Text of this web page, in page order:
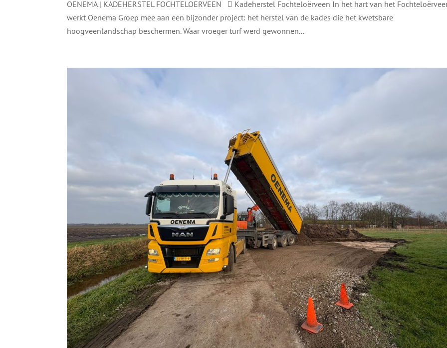
OENEMA | KADEHERSTEL FOCHTELOERVEEN  Kadeherstel Fochteloërveen In het hart van het
werkt Oenema Groep mee aan een bijzonder project: het herstel van de kades die het kwetsbare
hoogveenlandschap beschermen. Waar vroeger turf werd gewonnen...